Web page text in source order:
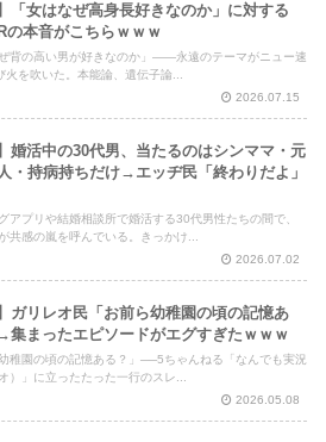
「女はなぜ高身長好きなのか」に対する
の本音がこちらｗｗｗ
ぜ背の高い男が好きなのか」――永遠のテーマがニュー速
火を吹いた。本能論、遺伝子論...
2026.07.15
婚活中の30代男、当たるのはシンママ・元
・持病持ちだけ→エッヂ民「終わりだよ」
アプリや結婚相談所で婚活する30代男性たちの間で、
共感の嵐を呼んでいる。きっかけ...
2026.07.02
ガリレオ民「お前ら幼稚園の頃の記憶あ
集まったエピソードがエグすぎたｗｗｗ
幼稚園の頃の記憶ある？」──5ちゃんねる「なんでも実況
）」に立ったたった一行のスレ...
2026.05.08